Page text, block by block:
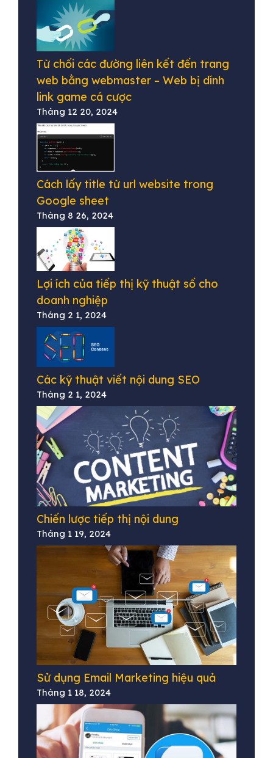
Từ chối các đường liên kết đến trang
web bằng webmaster – Web bị dính
link game cá cược
Tháng 12 20, 2024
Cách lấy title từ url website trong
Google sheet
Tháng 8 26, 2024
Lợi ích của tiếp thị kỹ thuật số cho
doanh nghiệp
Tháng 2 1, 2024
Các kỹ thuật viết nội dung SEO
Tháng 2 1, 2024
Chiến lược tiếp thị nội dung
Tháng 1 19, 2024
Sử dụng Email Marketing hiệu quả
Tháng 1 18, 2024